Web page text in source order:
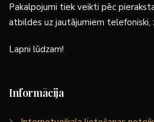
Pakalpojumi tiek veikti pēc
atbildes uz jautājumiem telefoniski,
Lapni lūdzam!
Informācija